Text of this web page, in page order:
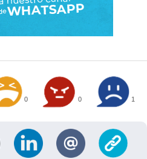
0 0 1